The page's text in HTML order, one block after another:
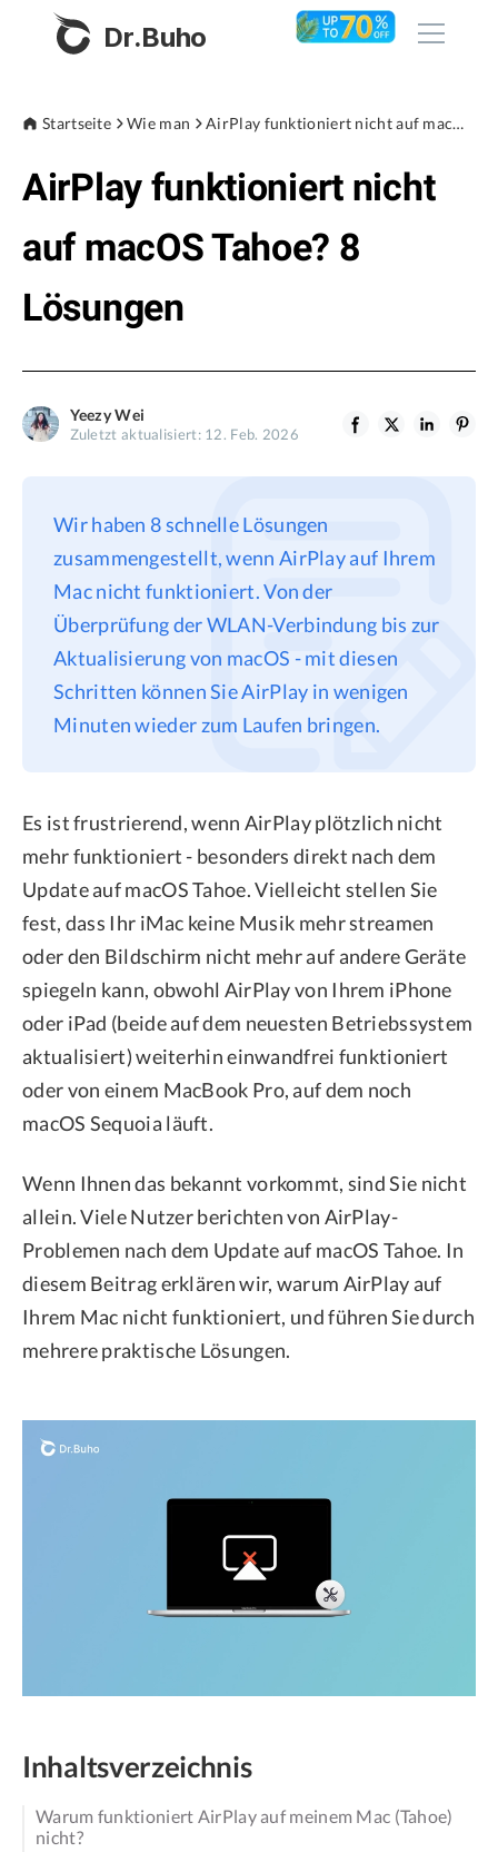
Dr.Buho
Produkte
BuhoCleaner
BuhoRepair
BuhoLaunchpad
Store
Blog
Datenschutz
Rechtliches
Refund Policy
Startseite Wie man AirPlay funktioniert nicht auf macOS Tahoe? 8 Lösungen
AirPlay funktioniert nicht
auf macOS Tahoe? 8
Lösungen
Yeezy Wei
Zuletzt aktualisiert: 12. Feb. 2026
Wir haben 8 schnelle Lösungen
zusammengestellt, wenn AirPlay auf Ihrem
Mac nicht funktioniert. Von der
Überprüfung der WLAN-Verbindung bis zur
Aktualisierung von macOS - mit diesen
Schritten können Sie AirPlay in wenigen
Minuten wieder zum Laufen bringen.
Es ist frustrierend, wenn AirPlay plötzlich nicht
mehr funktioniert - besonders direkt nach dem
Update auf macOS Tahoe. Vielleicht stellen Sie
fest, dass Ihr iMac keine Musik mehr streamen
oder den Bildschirm nicht mehr auf andere Geräte
spiegeln kann, obwohl AirPlay von Ihrem iPhone
oder iPad (beide auf dem neuesten Betriebssystem
aktualisiert) weiterhin einwandfrei funktioniert
oder von einem MacBook Pro, auf dem noch
macOS Sequoia läuft.
Wenn Ihnen das bekannt vorkommt, sind Sie nicht
allein. Viele Nutzer berichten von AirPlay-
Problemen nach dem Update auf macOS Tahoe. In
diesem Beitrag erklären wir, warum AirPlay auf
Ihrem Mac nicht funktioniert, und führen Sie durch
mehrere praktische Lösungen.
Inhaltsverzeichnis
Warum funktioniert AirPlay auf meinem Mac (Tahoe)
nicht?